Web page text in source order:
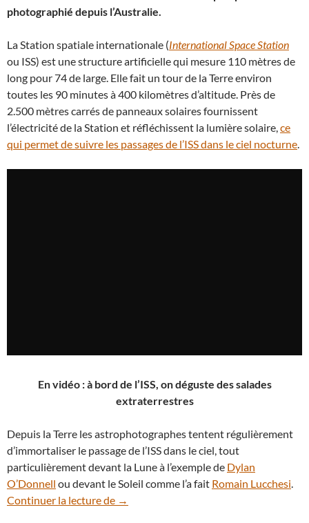
photographié depuis l’Australie.
La Station spatiale internationale (International Space Station
ou ISS) est une structure artificielle qui mesure 110 mètres de
long pour 74 de large. Elle fait un tour de la Terre environ
toutes les 90 minutes à 400 kilomètres d’altitude. Près de
2.500 mètres carrés de panneaux solaires fournissent
l’électricité de la Station et réfléchissent la lumière solaire, ce
qui permet de suivre les passages de l’ISS dans le ciel nocturne
En vidéo : à bord de l’ISS, on déguste des salades
extraterrestres
Depuis la Terre les astrophotographes tentent régulièrement
d’immortaliser le passage de l’ISS dans le ciel, tout
particulièrement devant la Lune à l’exemple de Dylan
O’Donnell ou devant le Soleil comme l’a fait Romain Lucchesi
Continuer la lecture de
Vu de la Terre, le rendez-vous entre la
→